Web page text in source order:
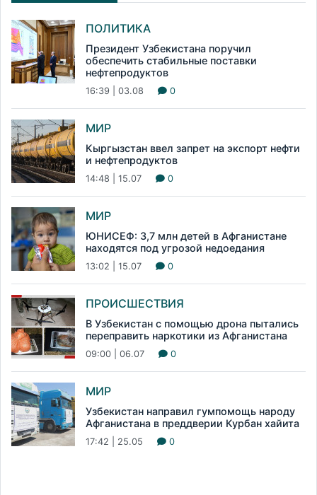
ПОЛИТИКА
Президент Узбекистана поручил
обеспечить стабильные поставки
нефтепродуктов
16:39 | 03.08 0
МИР
Кыргызстан ввел запрет на экспорт нефти
и нефтепродуктов
14:48 | 15.07 0
МИР
ЮНИСЕФ: 3,7 млн детей в Афганистане
находятся под угрозой недоедания
13:02 | 15.07 0
ПРОИСШЕСТВИЯ
В Узбекистан с помощью дрона пытались
переправить наркотики из Афганистана
09:00 | 06.07 0
МИР
Узбекистан направил гумпомощь народу
Афганистана в преддверии Курбан хайита
17:42 | 25.05 0